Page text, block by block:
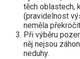
těch oblastech,
(pravidelnost
neměla
Při výběru
něj nejsou
neduhy.